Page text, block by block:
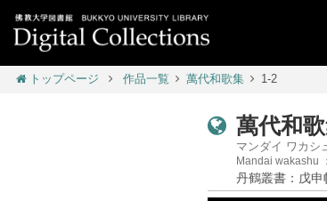
トップページ 作品一覧 萬代和歌集 1-2
萬代和
マンダイ ワカシ
Mandai wakashu
丹鶴叢書：戊申